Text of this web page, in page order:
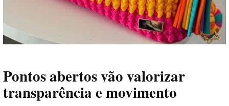
Pontos abertos vão valorizar
transparência e movimento